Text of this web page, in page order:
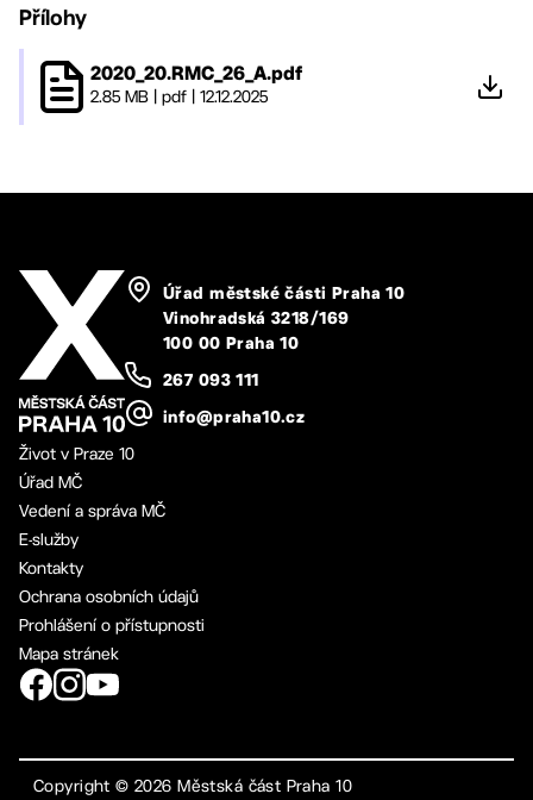
Přílohy
2020_20.RMC_26_A.pdf
2.85 MB pdf 12.12.2025
Úřad městské části Praha 10
Vinohradská 3218/169
100 00 Praha 10
267 093 111
info@praha10.cz
Život v Praze 10
Úřad MČ
Vedení a správa MČ
E-služby
Kontakty
Ochrana osobních údajů
Prohlášení o přístupnosti
Mapa stránek
Copyright ©2026 Městská část Praha 10